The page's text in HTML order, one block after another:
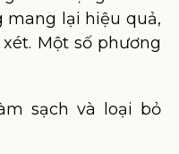
mang lại hiệu quả,
Một số phương
sạch và loại bỏ